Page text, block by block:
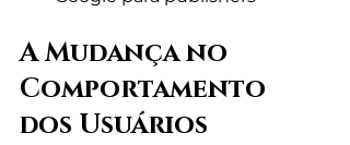
A Mudança no
Comportamento
dos Usuários